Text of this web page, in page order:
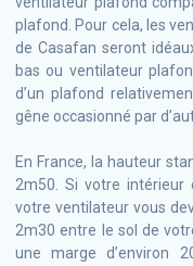
plafond. Pour cela, les
de Casafan seront
bas ou ventilateur
d’un plafond
gêne occasionné par
En France, la hauteur
2m50. Si votre intérieur
votre ventilateur vous
2m30 entre le sol de
une marge d’environ